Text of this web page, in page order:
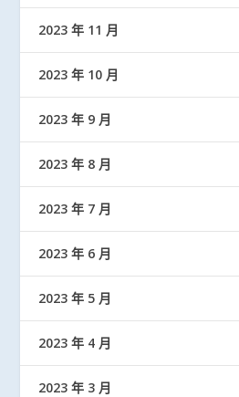
2023 年 11 月
2023 年 10 月
2023 年 9 月
2023 年 8 月
2023 年 7 月
2023 年 6 月
2023 年 5 月
2023 年 4 月
2023 年 3 月